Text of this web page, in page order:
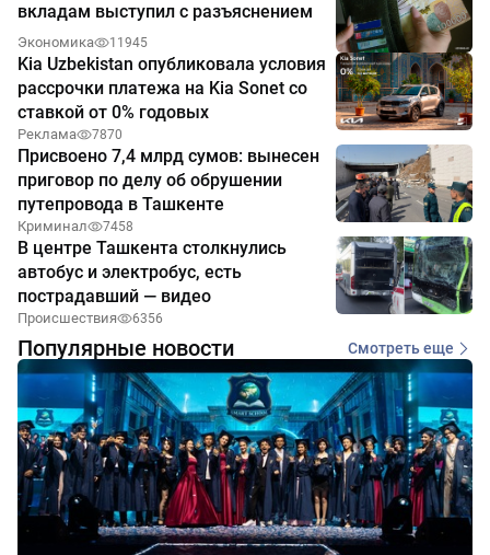
вкладам выступил с разъяснением
Экономика 11945
Kia Uzbekistan опубликовала условия
рассрочки платежа на Kia Sonet со
ставкой от 0% годовых
Реклама 7870
Присвоено 7,4 млрд сумов: вынесен
приговор по делу об обрушении
путепровода в Ташкенте
Криминал 7458
В центре Ташкента столкнулись
автобус и электробус, есть
пострадавший — видео
Происшествия 6356
Популярные новости Смотреть еще